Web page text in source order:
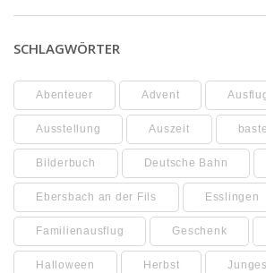
SCHLAGWÖRTER
Abenteuer Advent
Ausstellung Auszeit
Bilderbuch Deutsche Bahn
Ebersbach an der Fils Esslingen
Familienausflug Geschenk
Halloween Herbst